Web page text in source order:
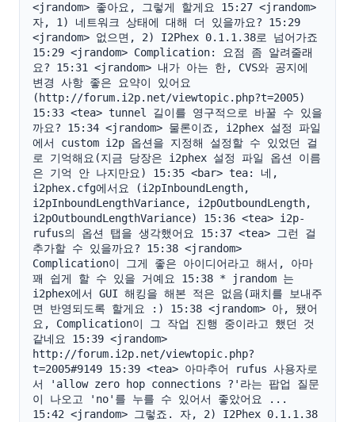
<jrandom> 좋아요, 그렇게 할게요 15:27 <jrandom>
자, 1) 네트워크 상태에 대해 더 있을까요? 15:29
<jrandom> 없으면, 2) I2Phex 0.1.1.38로 넘어가죠
15:29 <jrandom> Complication: 요점 좀 알려줄래
요? 15:31 <jrandom> 내가 아는 한, CVS와 공지에
변경 사항 좋은 요약이 있어요
(http://forum.i2p.net/viewtopic.php?t=2005)
15:33 <tea> tunnel 길이를 영구적으로 바꿀 수 있을
까요? 15:34 <jrandom> 물론이죠, i2phex 설정 파일
에서 custom i2p 옵션을 지정해 설정할 수 있었던 걸
로 기억해요(지금 당장은 i2phex 설정 파일 옵션 이름
은 기억 안 나지만요) 15:35 <bar> tea: 네,
i2phex.cfg에서요 (i2pInboundLength,
i2pInboundLengthVariance, i2pOutboundLength,
i2pOutboundLengthVariance) 15:36 <tea> i2p-
rufus의 옵션 탭을 생각했어요 15:37 <tea> 그런 걸
추가할 수 있을까요? 15:38 <jrandom>
Complication이 그게 좋은 아이디어라고 해서, 아마
꽤 쉽게 할 수 있을 거예요 15:38 * jrandom 는
i2phex에서 GUI 해킹을 해본 적은 없음(패치를 보내주
면 반영되도록 할게요 :) 15:38 <jrandom> 아, 됐어
요, Complication이 그 작업 진행 중이라고 했던 것
같네요 15:39 <jrandom>
http://forum.i2p.net/viewtopic.php?
t=2005#9149 15:39 <tea> 아마추어 rufus 사용자로
서 'allow zero hop connections ?'라는 팝업 질문
이 나오고 'no'를 누를 수 있어서 좋았어요 ...
15:42 <jrandom> 그렇죠. 자, 2) I2Phex 0.1.1.38